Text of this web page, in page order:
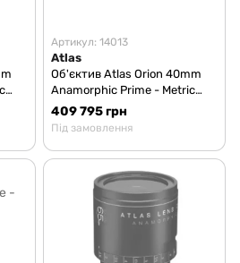
Артикул: 14013
Atlas
Об'єктив Atlas Orion 40mm
Anamorphic Prime - Metric
scale
409 795 грн
Під замовлення